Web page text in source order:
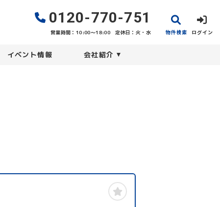
0120-770-751
営業時間：10:00〜18:00 定休日：火・水 物件検索 ログイン
イベント情報 会社紹介